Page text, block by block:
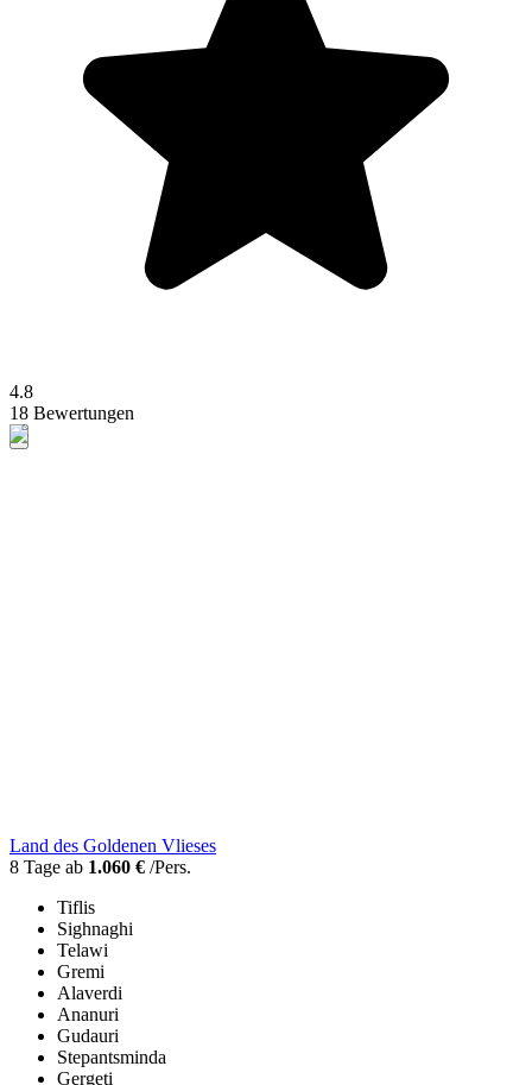
4.8
18 Bewertungen
Land des Goldenen Vlieses
8 Tage ab 1.060 € /Pers.
Tiflis
Sighnaghi
Telawi
Gremi
Alaverdi
Ananuri
Gudauri
Stepantsminda
Gergeti